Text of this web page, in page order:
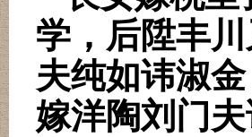
学，后陞丰
夫纯如讳淑
嫁洋陶刘门夫